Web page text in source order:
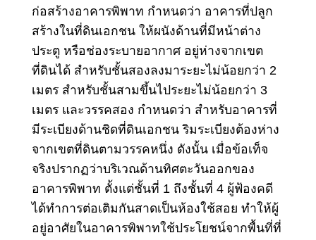
ก่อสร้างอาคารพิพาท กำหนดว่า อาคารที่ปลูก
สร้างในที่ดินเอกชน ให้ผนังด้านที่มีหน้าต่าง
ประตู หรือช่องระบายอากาศ อยู่ห่างจากเขต
ที่ดินได้ สำหรับชั้นสองลงมาระยะไม่น้อยกว่า 2
เมตร สำหรับชั้นสามขึ้นไประยะไม่น้อยกว่า 3
เมตร และวรรคสอง กำหนดว่า สำหรับอาคารที่
มีระเบียงด้านชิดที่ดินเอกชน ริมระเบียงต้องห่าง
จากเขตที่ดินตามวรรคหนึ่ง ดังนั้น เมื่อข้อเท็จ
จริงปรากฏว่าบริเวณด้านทิศตะวันออกของ
อาคารพิพาท ตั้งแต่ชั้นที่ 1 ถึงชั้นที่ 4 ผู้ฟ้องคดี
ได้ทำการต่อเติมกันสาดเป็นห้องใช้สอย ทำให้ผู้
อยู่อาศัยในอาคารพิพาทใช้ประโยชน์จากพื้นที่ที่